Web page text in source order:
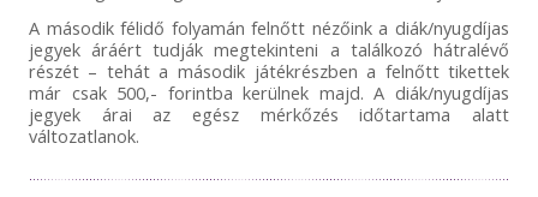
A második félidő folyamán felnőtt nézőink a diák/nyugdíjas
jegyek áráért tudják megtekinteni a találkozó hátralévő
részét – tehát a második játékrészben a felnőtt tikettek
már csak 500,- forintba kerülnek majd. A diák/nyugdíjas
jegyek árai az egész mérkőzés időtartama alatt
változatlanok.